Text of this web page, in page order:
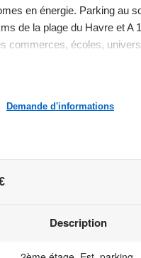
en énergie. Parking au
de la plage du Havre et A
commerces, écoles,
Profitez de tous les
Demande d'informations
Description